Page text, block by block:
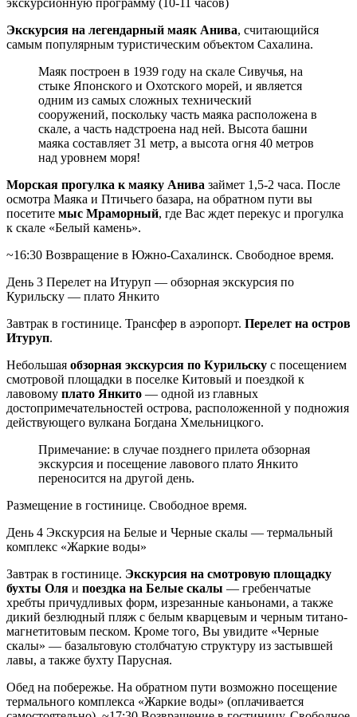
Экскурсия на легендарный маяк Анива, считающийся
самым популярным туристическим объектом Сахалина.
Маяк построен в 1939 году на скале Сивучья, на
стыке Японского и Охотского морей, и является
одним из самых сложных технический
сооружений, поскольку часть маяка расположена в
скале, а часть надстроена над ней. Высота башни
маяка составляет 31 метр, а высота огня 40 метров
над уровнем моря!
Морская прогулка к маяку Анива займет 1,5-2 часа. После
осмотра Маяка и Птичьего базара, на обратном пути вы
посетите мыс Мраморный, где Вас ждет перекус и прогулка
к скале «Белый камень».
~16:30 Возвращение в Южно-Сахалинск. Свободное время.
День 3 Перелет на Итуруп — обзорная экскурсия по
Курильску — плато Янкито
Завтрак в гостинице. Трансфер в аэропорт. Перелет на остров
Итуруп.
Небольшая обзорная экскурсия по Курильску с посещением
смотровой площадки в поселке Китовый и поездкой к
лавовому плато Янкито — одной из главных
достопримечательностей острова, расположенной у подножия
действующего вулкана Богдана Хмельницкого.
Примечание: в случае позднего прилета обзорная
экскурсия и посещение лавового плато Янкито
переносится на другой день.
Размещение в гостинице. Свободное время.
День 4 Экскурсия на Белые и Черные скалы — термальный
комплекс «Жаркие воды»
Завтрак в гостинице. Экскурсия на смотровую площадку
бухты Оля и поездка на Белые скалы — гребенчатые
хребты причудливых форм, изрезанные каньонами, а также
дикий безлюдный пляж с белым кварцевым и черным титано-
магнетитовым песком. Кроме того, Вы увидите «Черные
скалы» — базальтовую столбчатую структуру из застывшей
лавы, а также бухту Парусная.
Обед на побережье. На обратном пути возможно посещение
термального комплекса «Жаркие воды» (оплачивается